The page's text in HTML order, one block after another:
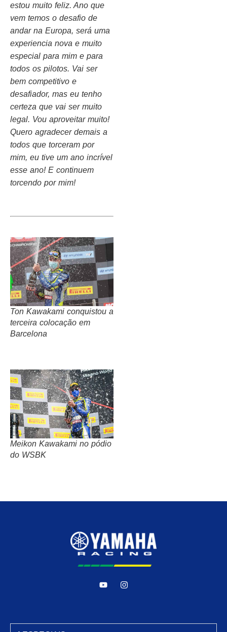
estou muito feliz. Ano que
vem temos o desafio de
andar na Europa, será uma
experiencia nova e muito
especial para mim e para
todos os pilotos. Vai ser
bem competitivo e
desafiador, mas eu tenho
certeza que vai ser muito
legal. Vou aproveitar muito!
Quero agradecer demais a
todos que torceram por
mim, eu tive um ano incrível
esse ano! E continuem
torcendo por mim!
Ton Kawakami conquistou a
terceira colocação em
Barcelona
Meikon Kawakami no pódio
do WSBK